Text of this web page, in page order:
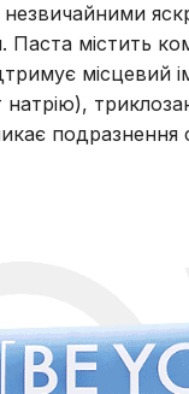
містить
місцевий